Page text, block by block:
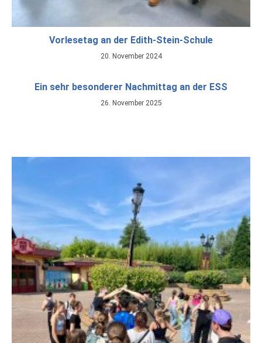
Vorlesetag an der Edith-Stein-Schule
20. November 2024
Ein sehr besonderer Nachmittag an der ESS
26. November 2025